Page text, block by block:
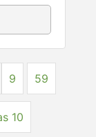
9 59
10